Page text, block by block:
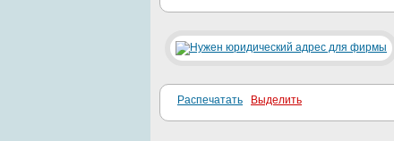
Распечатать Выделить